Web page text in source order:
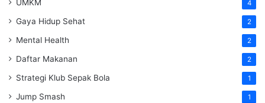
UMKM 4
Gaya Hidup Sehat 2
Mental Health 2
Daftar Makanan 2
Strategi Klub Sepak Bola 1
Jump Smash 1